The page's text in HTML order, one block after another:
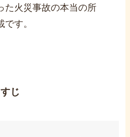
た火災事故の本当の所
す。
じ